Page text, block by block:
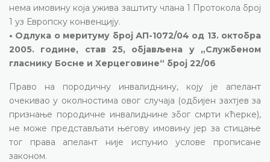
нема имовину која ужива заштиту члана 1 Протокола број
1 уз Европску конвенцију.
• Одлука о меритуму број АП-1072/04 од 13. октобра
2005. године, став 25, објављена у „Службеном
гласнику Босне и Херцеговине“ број 22/06
Право на породичну инвалиднину, коју је апелант
очекивао у околностима овог случаја (одбијен захтјев за
признање породичне инвалиднине због смрти кћерке),
не може представљати његову имовину јер за стицање
тог права апелант није испунио услове прописане
законом.